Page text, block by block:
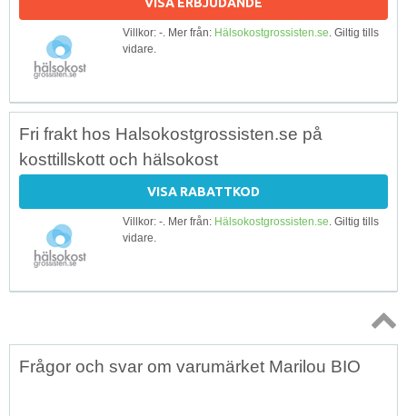
Villkor: -. Mer från: Hälsokostgrossisten.se. Giltig tills
vidare.
Fri frakt hos Halsokostgrossisten.se på
kosttillskott och hälsokost
VISA RABATTKOD
Villkor: -. Mer från: Hälsokostgrossisten.se. Giltig tills
vidare.
Topp
Frågor och svar om varumärket Marilou BIO